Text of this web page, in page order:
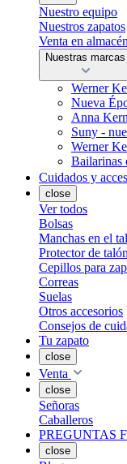
Nuestro equipo
Nuestros zapatos
Venta en almacén
Nuestras marcas
Werner
Nueva
Anna Kern
Suny -
Werner
Bailarinas
Cuidados y
close
Ver todos
Bolsas
Manchas en el
Protector de talón
Cepillos para
Correas
Suelas
Otros accesorios
Consejos de
Tu zapato
close
Venta
close
Señoras
Caballeros
PREGUNTAS
close